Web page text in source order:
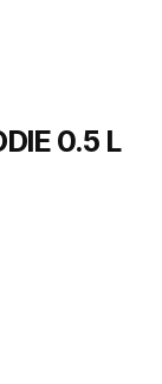
0.5 L